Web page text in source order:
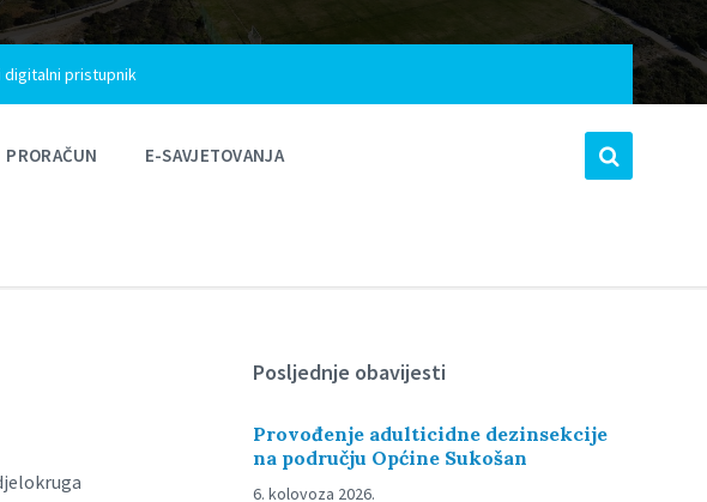
digitalni pristupnik
PRORAČUN E-SAVJETOVANJA
Posljednje obavijesti
Provođenje adulticidne dezinsekcije
na području Općine Sukošan
6. kolovoza 2026.